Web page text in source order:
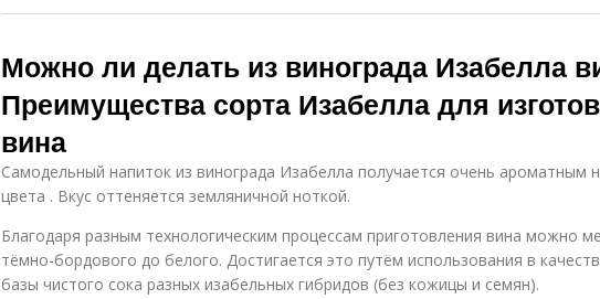
Можно ли делать из винограда Изабелла
Преимущества сорта Изабелла для
вина
Самодельный напиток из винограда Изабелла получается очень ароматным
цвета . Вкус оттеняется земляничной ноткой.
Благодаря разным технологическим процессам приготовления вина можно
тёмно-бордового до белого. Достигается это путём использования в
базы чистого сока разных изабельных гибридов (без кожицы и семян).